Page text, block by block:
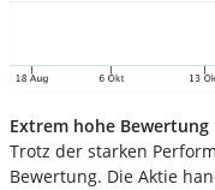
Extrem hohe Bewertung
Trotz der starken
Bewertung. Die Aktie